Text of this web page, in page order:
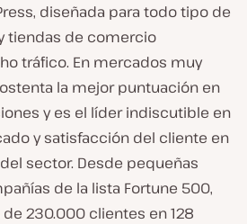
diseñada para todo tipo de
tiendas de comercio
tráfico. En mercados muy
la mejor puntuación en
y es el líder indiscutible en
y satisfacción del cliente en
sector. Desde pequeñas
de la lista Fortune 500,
230.000 clientes en 128